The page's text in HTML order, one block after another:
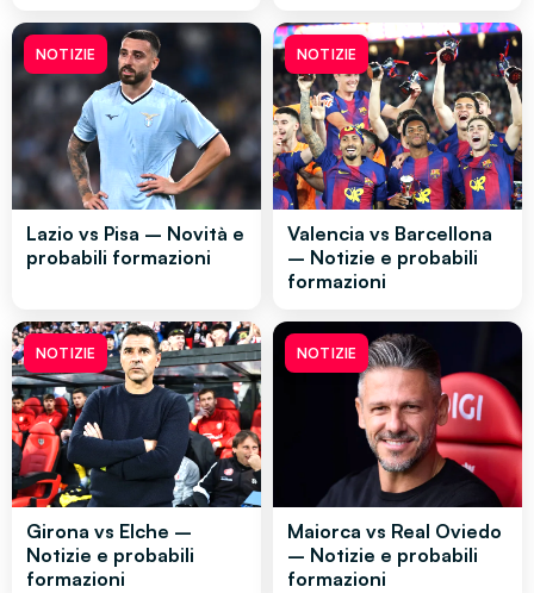
NOTIZIE
Lazio vs Pisa – Novità e
probabili formazioni
NOTIZIE
Valencia vs Barcellona
– Notizie e probabili
formazioni
NOTIZIE
Girona vs Elche –
Notizie e probabili
formazioni
NOTIZIE
Maiorca vs Real Oviedo
– Notizie e probabili
formazioni